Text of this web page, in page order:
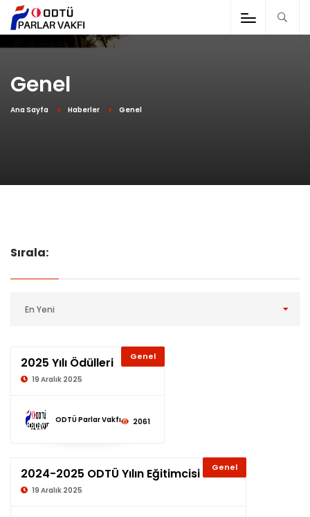
Genel
Ana Sayfa Haberler Genel
Sırala:
En Yeni
Genel
2025 Yılı Ödülleri
19 Aralık 2025
ODTÜ Parlar Vakfı 2061
Genel
2024-2025 ODTÜ Yılın Eğitimcisi Ödülü
19 Aralık 2025